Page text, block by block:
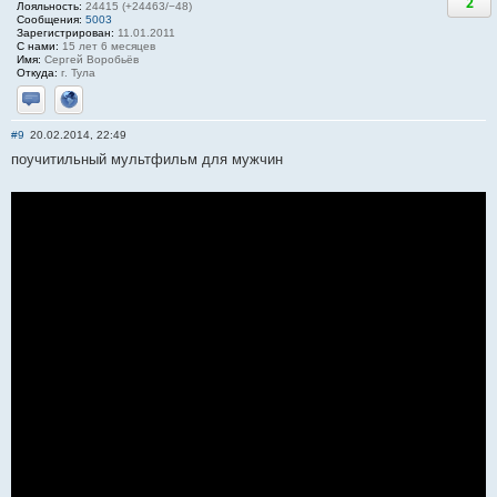
Лояльность: 24415 (+24463/−48)
Сообщения: 5003
Зарегистрирован: 11.01.2011
С нами: 15 лет 6 месяцев
Имя: Сергей Воробьёв
Откуда: г. Тула
Отправить личное сообщение
Сайт
#9 20.02.2014, 22:49
поучитильный мультфильм для мужчин